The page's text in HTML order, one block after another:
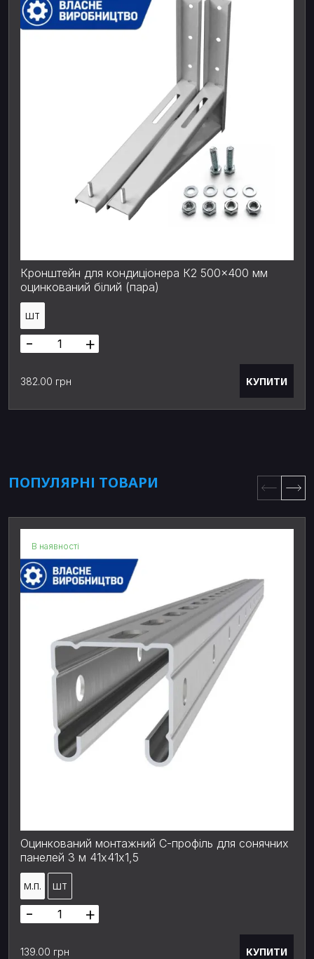
Кронштейн для кондиціонера К2 500×400 мм
оцинкований білий (пара)
ШТ
- +
382.00 грн КУПИТИ
ПОПУЛЯРНІ ТОВАРИ
В наявності
Оцинкований монтажний С-профіль для сонячних
панелей 3 м 41х41x1,5
М.П. ШТ
- +
139.00 грн КУПИТИ